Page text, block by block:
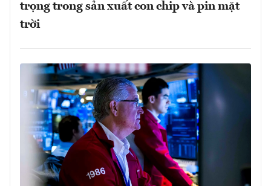
trọng trong sản xuất con chip và pin mặt
trời